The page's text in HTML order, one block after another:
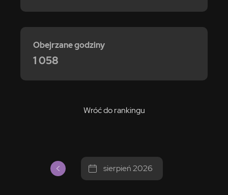
Wróć do rankingu
Obejrzane godziny
1 058
sierpień 2026